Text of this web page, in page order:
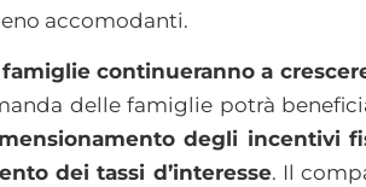
accomodanti.
continueranno a
delle famiglie potrà
degli incentivi
dei tassi d’interesse. Il